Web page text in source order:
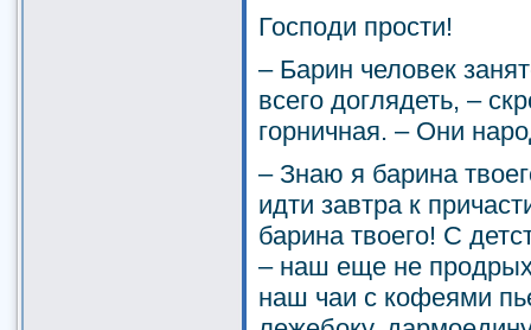
Господи прости!
– Барин человек
всего доглядеть, –
горничная. – Они
– Знаю я барина
идти завтра к
барина твоего! С
– наш еще не
наш чаи с кофеями